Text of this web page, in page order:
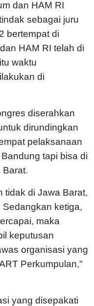
dan HAM RI
sebagai juru
bertempat di
HAM RI telah di
waktu
di
diserahkan
dirundingkan
pelaksanaan
tapi bisa di
Barat.
tidak di Jawa Barat,
Sedangkan ketiga,
maka
keputusan
organisasi yang
Perkumpulan,"
yang disepakati